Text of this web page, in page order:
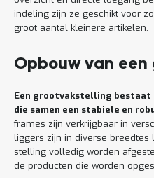
indeling zijn ze geschikt voor
groot aantal kleinere artikelen.
Opbouw van
Een grootvakstelling bestaat
die samen een stabiele en
frames zijn verkrijgbaar in
liggers zijn in diverse breedtes
stelling volledig worden
de producten die worden